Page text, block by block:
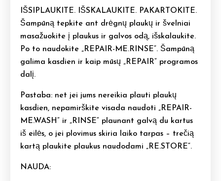
IŠSIPLAUKITE. IŠSKALAUKITE. PAKARTOKITE.
Šampūną tepkite ant drėgnų plaukų ir švelniai
masažuokite į plaukus ir galvos odą, išskalaukite.
Po to naudokite „REPAIR-ME.RINSE“. Šampūną
galima kasdien ir kaip mūsų „REPAIR“ programos
dalį.
Pastaba: net jei jums nereikia plauti plaukų
kasdien, nepamirškite visada naudoti „REPAIR-
ME.WASH“ ir „RINSE“ plaunant galvą du kartus
iš eilės, o jei plovimus skiria laiko tarpas – trečią
kartą plaukite plaukus naudodami „RE.STORE“.
NAUDA: